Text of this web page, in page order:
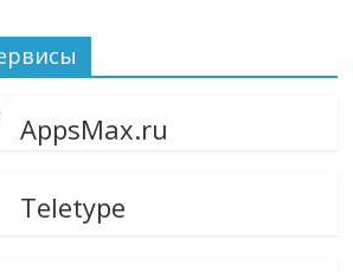
AppsMax.ru
Teletype